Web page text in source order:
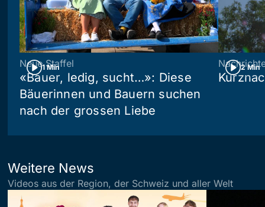
1 Min
Neue Staffel
«Bauer, ledig, sucht…»: Diese
Bäuerinnen und Bauern suchen
nach der grossen Liebe
2 Min
Weitere News
Videos aus der Region, der Schweiz und aller Welt